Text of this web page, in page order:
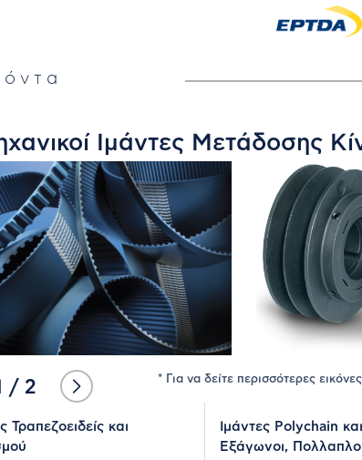
Ιμάντες Μετάδοσης
/ 2 * Για να δείτε περισσότερες
Τραπεζοειδείς και
Ιμάντες Polychain
Εξάγωνοι,